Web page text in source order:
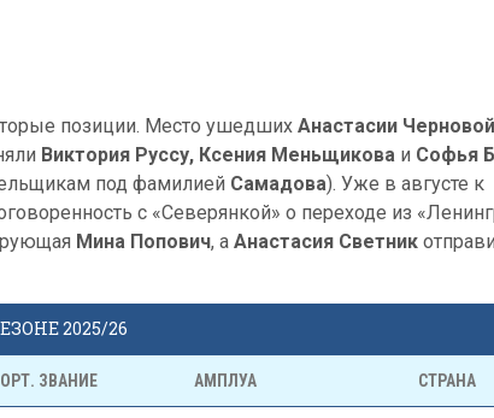
позиции. Место ушедших Анастасии
Виктория Руссу, Ксения Меньщикова и Софья
под фамилией Самадова). Уже в августе к
с «Северянкой» о переходе из
Мина Попович, а Анастасия Светник
2025/26
ЗВАНИЕ АМПЛУА СТРАНА